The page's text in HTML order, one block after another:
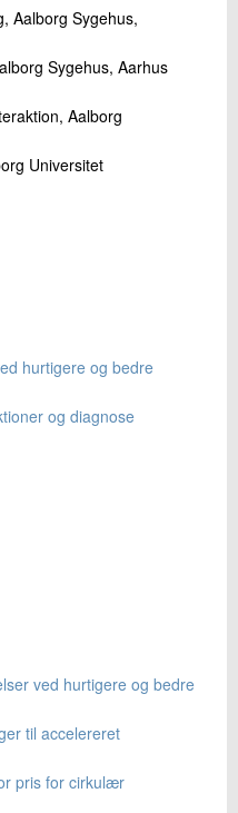
Aalborg Sygehus,
Sygehus, Aarhus
Aalborg
Universitet
hurtigere og bedre
og diagnose
ved hurtigere og bedre
til accelereret
pris for cirkulær